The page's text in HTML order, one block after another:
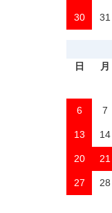
30 31
日 月
6 7
13 14
20 21
27 28